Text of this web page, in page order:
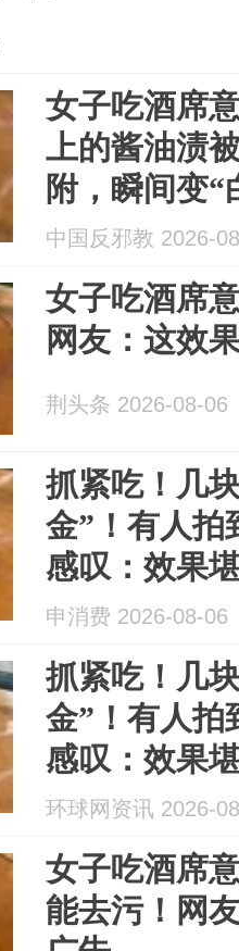
女子吃酒席
上的酱油渍
附，瞬间变
堪比美白广
中国反邪教 2026-
女子吃酒席
网友：这效
荆头条 2026-08-06
抓紧吃！几
金”！有人拍
感叹：效果
申消费 2026-08-06
抓紧吃！几
金”！有人拍
感叹：效果
环球网资讯 2026-
女子吃酒席
能去污！网